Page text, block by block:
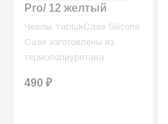
Pro/ 12 желтый
Чехлы YablukCase Silicone
Case изготовлены из
термополиуретана
делает их превосходными
490₽